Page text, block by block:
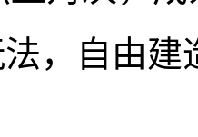
，自由